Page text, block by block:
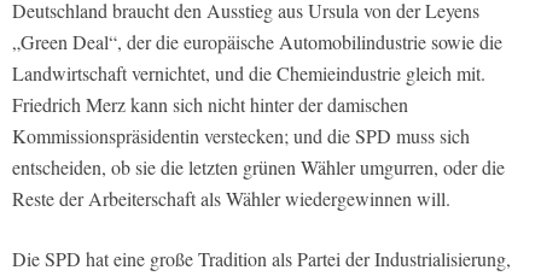
Deutschland braucht den Ausstieg aus Ursula von der Leyens
„Green Deal“, der die europäische Automobilindustrie sowie die
Landwirtschaft vernichtet, und die Chemieindustrie gleich mit.
Friedrich Merz kann sich nicht hinter der damischen
Kommissionspräsidentin verstecken; und die SPD muss sich
entscheiden, ob sie die letzten grünen Wähler umgurren, oder die
Reste der Arbeiterschaft als Wähler wiedergewinnen will.
Die SPD hat eine große Tradition als Partei der Industrialisierung,